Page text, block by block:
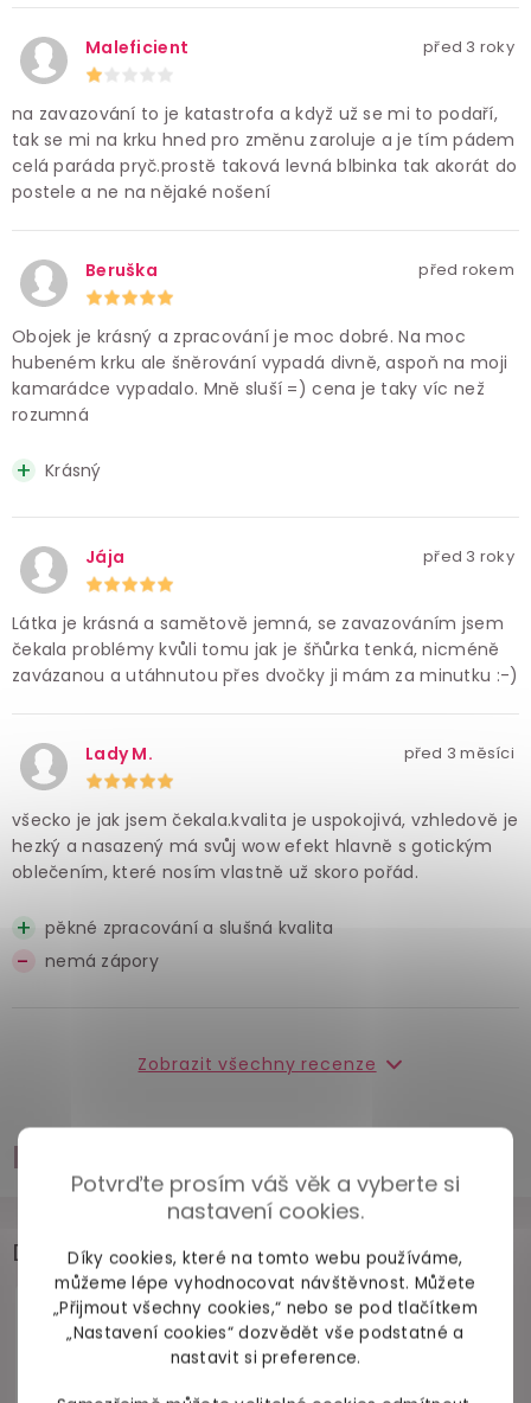
Potvrďte prosím váš věk a vyberte si
nastavení cookies.
Díky cookies, které na tomto webu používáme,
můžeme lépe vyhodnocovat návštěvnost. Můžete
„Přijmout všechny cookies,“ nebo se pod tlačítkem
„Nastavení cookies“ dozvědět vše podstatné a
nastavit si preference.
Příslušenství
Maleficient před 3 roky
na zavazování to je katastrofa a když už se mi to podaří,
tak se mi na krku hned pro změnu zaroluje a je tím pádem
celá paráda pryč.prostě taková levná blbinka tak akorát do
postele a ne na nějaké nošení
Beruška před rokem
Obojek je krásný a zpracování je moc dobré. Na moc
hubeném krku ale šněrování vypadá divně, aspoň na moji
kamarádce vypadalo. Mně sluší =) cena je taky víc než
rozumná
Krásný
Jája před 3 roky
Látka je krásná a samětově jemná, se zavazováním jsem
čekala problémy kvůli tomu jak je šňůrka tenká, nicméně
zavázanou a utáhnutou přes dvočky ji mám za minutku :-)
Lady M. před 3 měsíci
všecko je jak jsem čekala.kvalita je uspokojivá, vzhledově je
hezký a nasazený má svůj wow efekt hlavně s gotickým
oblečením, které nosím vlastně už skoro pořád.
pěkné zpracování a slušná kvalita
nemá zápory
Zobrazit všechny recenze
Doporučujeme přikoupit